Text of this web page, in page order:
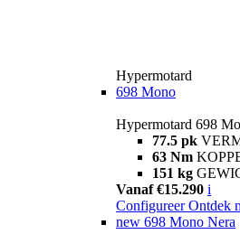
Hypermotard
698 Mono
Hypermotard 698
77.5 pk
63 Nm
151 kg
Vanaf €15.290 i
Configureer Ontdek
new 698 Mono Nera